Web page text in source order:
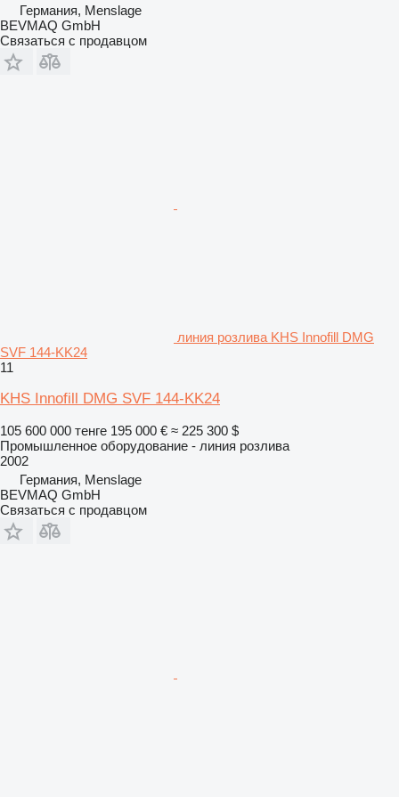
Германия, Menslage
BEVMAQ GmbH
Связаться с продавцом
линия розлива KHS Innofill DMG
SVF 144-KK24
11
KHS Innofill DMG SVF 144-KK24
105 600 000 тенге 195 000 € ≈ 225 300 $
Промышленное оборудование - линия розлива
2002
Германия, Menslage
BEVMAQ GmbH
Связаться с продавцом